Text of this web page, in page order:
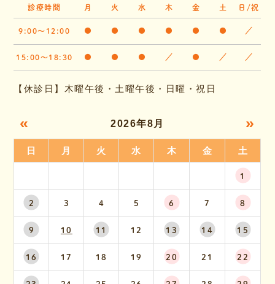
診療時間 月 火 水 木 金 土 日/祝
9:00～12:00 ● ● ● ● ● ● ／
15:00～18:30 ● ● ● ／ ● ／ ／
【休診日】木曜午後・土曜午後・日曜・祝日
« 2026年8月 »
日 月 火 水 木 金 土
1
2 3 4 5 6 7 8
9 10 11 12 13 14 15
16 17 18 19 20 21 22